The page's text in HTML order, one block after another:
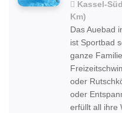
Kassel-
Km)
Das Auebad
ist Sportbad
ganze
oder
oder
erfüllt all ihre